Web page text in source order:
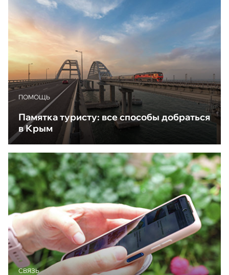
ПОМОЩЬ
Памятка туристу: все способы добраться
в Крым
CВЯЗЬ